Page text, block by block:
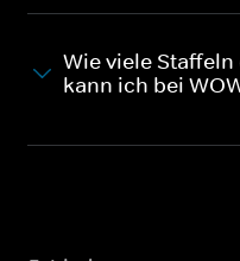
Wie viele Staffeln
kann ich bei